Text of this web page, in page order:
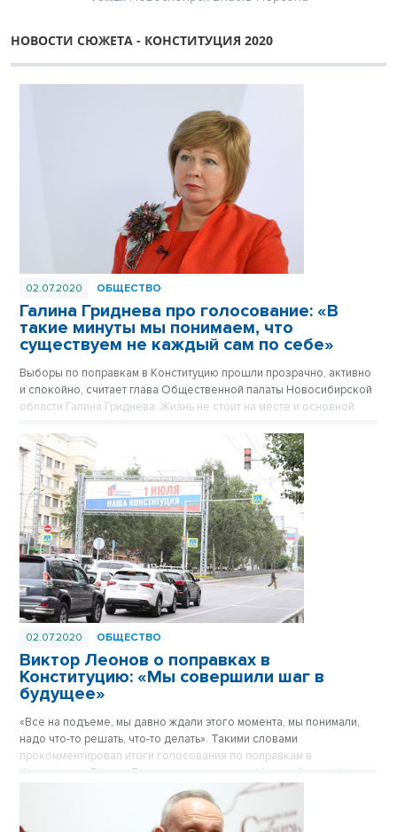
НОВОСТИ СЮЖЕТА - КОНСТИТУЦИЯ 2020
02.07.2020 ОБЩЕСТВО
Галина Гриднева про голосование: «В
такие минуты мы понимаем, что
существуем не каждый сам по себе»
Выборы по поправкам в Конституцию прошли прозрачно, активно
и спокойно, считает глава Общественной палаты Новосибирской
области Галина Гриднева. Жизнь не стоит на месте и основной
02.07.2020 ОБЩЕСТВО
Виктор Леонов о поправках в
Конституцию: «Мы совершили шаг в
будущее»
«Все на подъеме, мы давно ждали этого момента, мы понимали,
надо что-то решать, что-то делать». Такими словами
прокомментировал итоги голосования по поправкам в
Конституцию Виктор Леонов, председатель Новосибирской
областной общественной организации ветеранов-пенсионеров
войны, труда, военной службы и правоохранительных органов.
Голосование состоялось вчера, 1 июля 2020.